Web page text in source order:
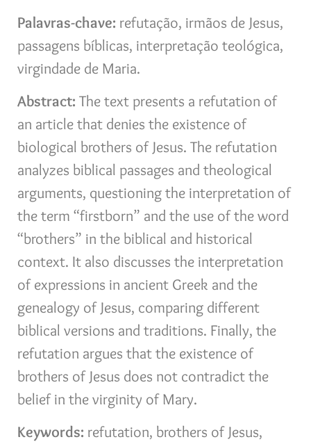
Palavras-chave: refutação, irmãos de Jesus,
passagens bíblicas, interpretação teológica,
virgindade de Maria.
Abstract: The text presents a refutation of
an article that denies the existence of
biological brothers of Jesus. The refutation
analyzes biblical passages and theological
arguments, questioning the interpretation of
the term “firstborn” and the use of the word
“brothers” in the biblical and historical
context. It also discusses the interpretation
of expressions in ancient Greek and the
genealogy of Jesus, comparing different
biblical versions and traditions. Finally, the
refutation argues that the existence of
brothers of Jesus does not contradict the
belief in the virginity of Mary.
Keywords: refutation, brothers of Jesus,